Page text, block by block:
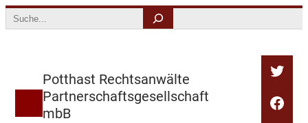
Search
Potthast Rechtsanwälte
Partnerschaftsgesellschaft
mbB